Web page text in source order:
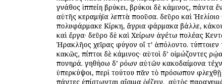
γνάθος ἱππείη βρύκει, βρύκοι δὲ κάμινος, πάντα
αὐτῆς κεραμήϊα λεπτὰ ποοῦσα. δεῦρο καὶ Ἠελίοιο
πολυφάρμακε Κίρκη, ἄγρια φάρμακα βάλλε,
καὶ ἔργα· δεῦρο δὲ καὶ Χείρων ἀγέτω πολέας
Ἡρακλῆος χεῖρας φύγον οἵ τ’ ἀπόλοντο. τύπτοιεν
κακῶς, πίπτοι δὲ κάμινος· αὐτοὶ δ’ οἰμώζοντες
πονηρά. γηθήσω δ’ ὁρόων αὐτῶν κακοδαίμονα
ὑπερκύψοι, περὶ τούτου πᾶν τὸ πρόσωπον
πάντες ἐπίστωνται αἴσιμα ῥέζειν. ὁ αὐτὸς